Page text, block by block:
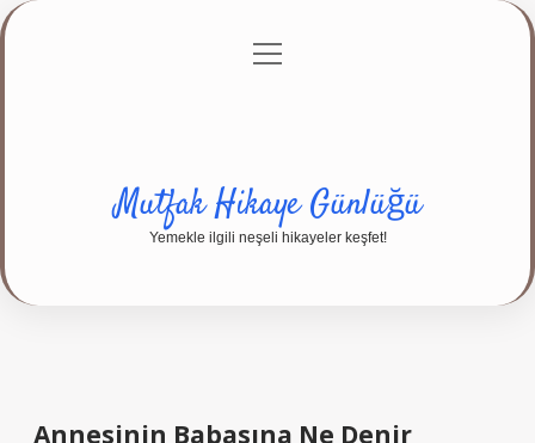
Gizlilik Politikası
menüyü
Mutfak Hikaye Günlüğü
Yemekle ilgili neşeli hikayeler keşfet!
Annesinin Babasına Ne Denir